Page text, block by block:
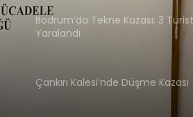
Bodrum’da Tekne Kazası: 3 Turist
Yaralandı
Çankırı Kalesi’nde Düşme Kazası